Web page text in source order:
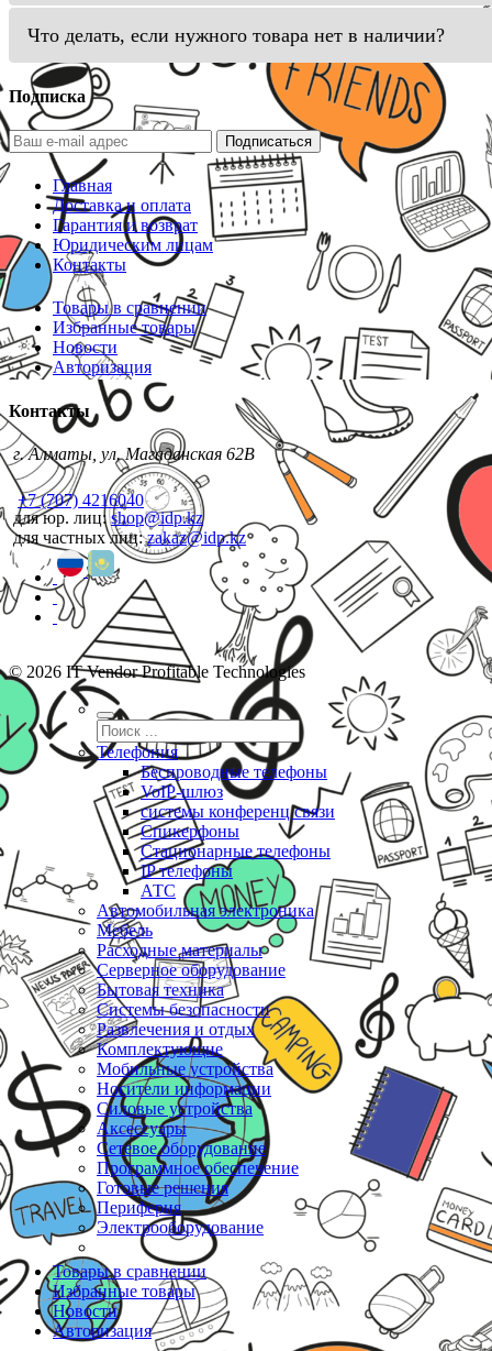
Что делать, если нужного товара нет в наличии?
Подписка
Подписаться
Главная
Доставка и оплата
Гарантия и возврат
Юридическим лицам
Контакты
Товары в сравнении
Избранные товары
Новости
Авторизация
Контакты
г. Алматы, ул. Магаданская 62В
+7 (707) 4216040
для юр. лиц:shop@idp.kz
для частных лиц:zakaz@idp.kz
© 2026 IT Vendor Profitable Technologies
Телефония
Беспроводные телефоны
VoIP-шлюз
системы конференц связи
Спикерфоны
Стационарные телефоны
IP телефоны
АТС
Автомобильная электроника
Мебель
Расходные материалы
Серверное оборудование
Бытовая техника
Системы безопасности
Развлечения и отдых
Комплектующие
Мобильные устройства
Носители информации
Силовые устройства
Аксессуары
Сетевое оборудование
Программное обеспечение
Готовые решения
Периферия
Электрооборудование
Товары в сравнении
Избранные товары
Новости
Авторизация